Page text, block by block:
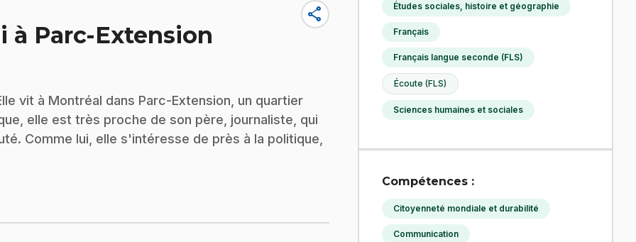
à Parc-Extension
share
vit à Montréal dans Parc-Extension, un quartier
elle est très proche de son père, journaliste, qui
Comme lui, elle s'intéresse de près à la politique,
Études sociales, histoire et géographie
Français
Français langue seconde (FLS)
Écoute (FLS)
Sciences humaines et sociales
Compétences :
Citoyenneté mondiale et durabilité
Communication